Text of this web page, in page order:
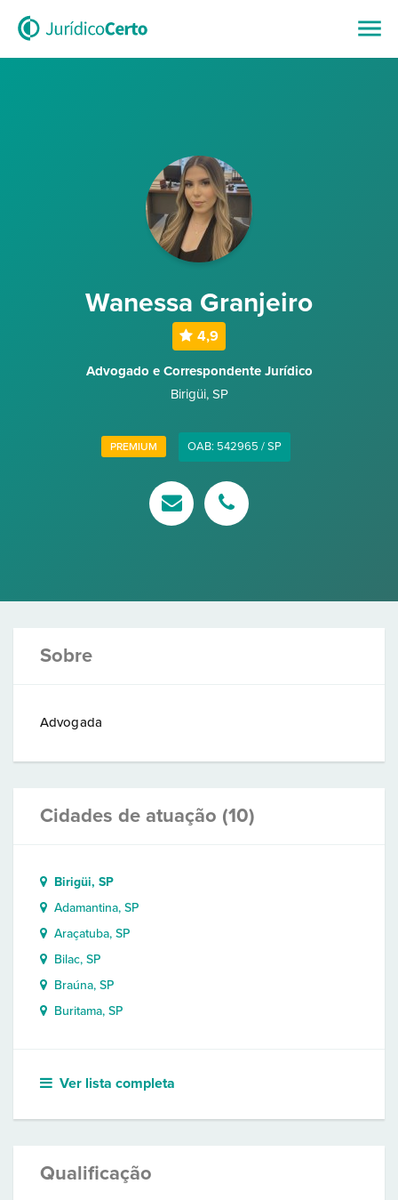
Wanessa Granjeiro
4,9
Advogado e Correspondente Jurídico
Birigüi, SP
PREMIUM OAB: 542965 / SP
Sobre
Advogada
Cidades de atuação (10)
Birigüi, SP
Adamantina, SP
Araçatuba, SP
Bilac, SP
Braúna, SP
Buritama, SP
Ver lista completa
Qualificação